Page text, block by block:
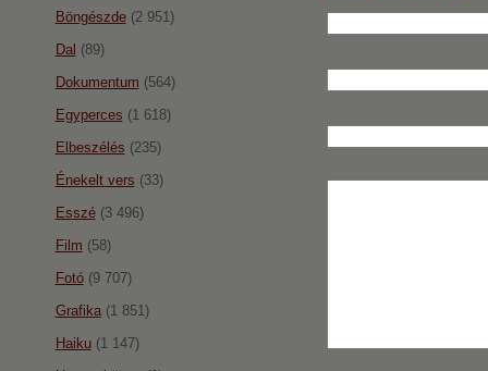
Böngészde(2 951)
Dal (89)
Dokumentum (564)
Egyperces (1 618)
Elbeszélés (235)
Énekelt vers (33)
Esszé(3 496)
Film (58)
Fotó(9 707)
Grafika(1 851)
Haiku(1 147)